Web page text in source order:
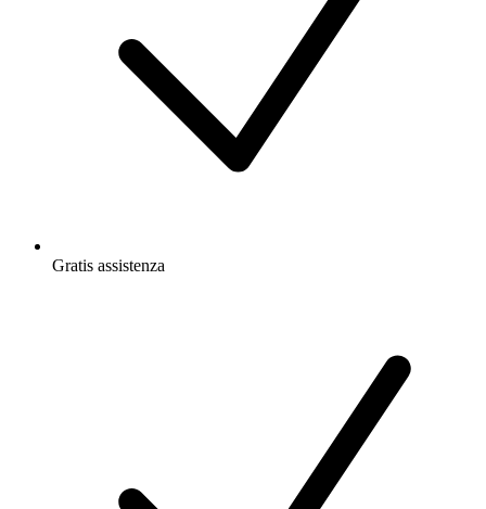
Gratis assistenza